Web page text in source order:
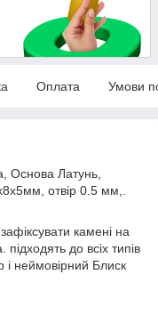
Оплата Умови
Основа Латунь,
отвір 0.5 мм,.
камені на
підходять до всіх типів
і неймовірний Блиск